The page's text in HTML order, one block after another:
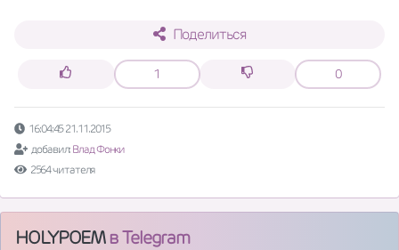
Поделиться
1 0
16:04:45 21.11.2015
добавил: Влад Фонки
2564 читателя
HOLYPOEMв Telegram